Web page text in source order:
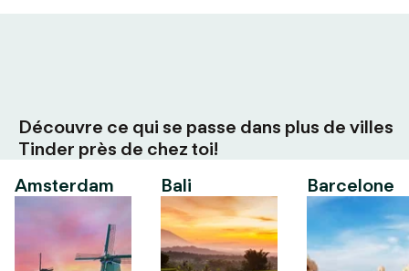
Découvre ce qui se passe dans plus de villes
Tinder près de chez toi!
Amsterdam
Bali Barcelone